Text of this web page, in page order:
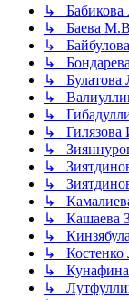
↳ Бабикова
↳ Баева
↳
↳
↳ Булатова
↳
↳
↳ Гилязова
↳
↳
↳
↳
↳ Кашаева
↳
↳ Костенко
↳
↳